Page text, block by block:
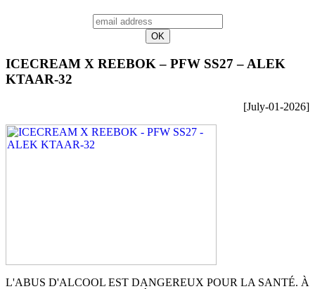
ICECREAM X REEBOK – PFW SS27 – ALEK
KTAAR-32
[July-01-2026]
L'ABUS D'ALCOOL EST DANGEREUX POUR LA SANTÉ. À